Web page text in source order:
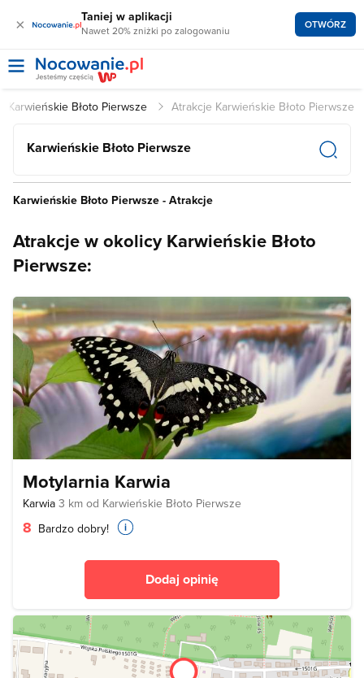
× Taniej w aplikacji
Nawet 20% zniżki po zalogowaniu OTWÓRZ
Karwieńskie Błoto Pierwsze Atrakcje Karwieńskie Błoto Pierwsze
Karwieńskie Błoto Pierwsze
Karwieńskie Błoto Pierwsze - Atrakcje
Atrakcje w okolicy Karwieńskie Błoto
Pierwsze:
Motylarnia Karwia
Karwia 3 km od Karwieńskie Błoto Pierwsze
8 Bardzo dobry!
Dodaj opinię